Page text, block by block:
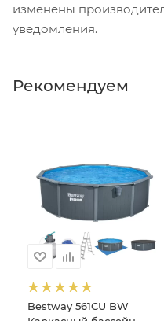
изменены
уведомления.
Рекомендуем
Bestway 561CU BW